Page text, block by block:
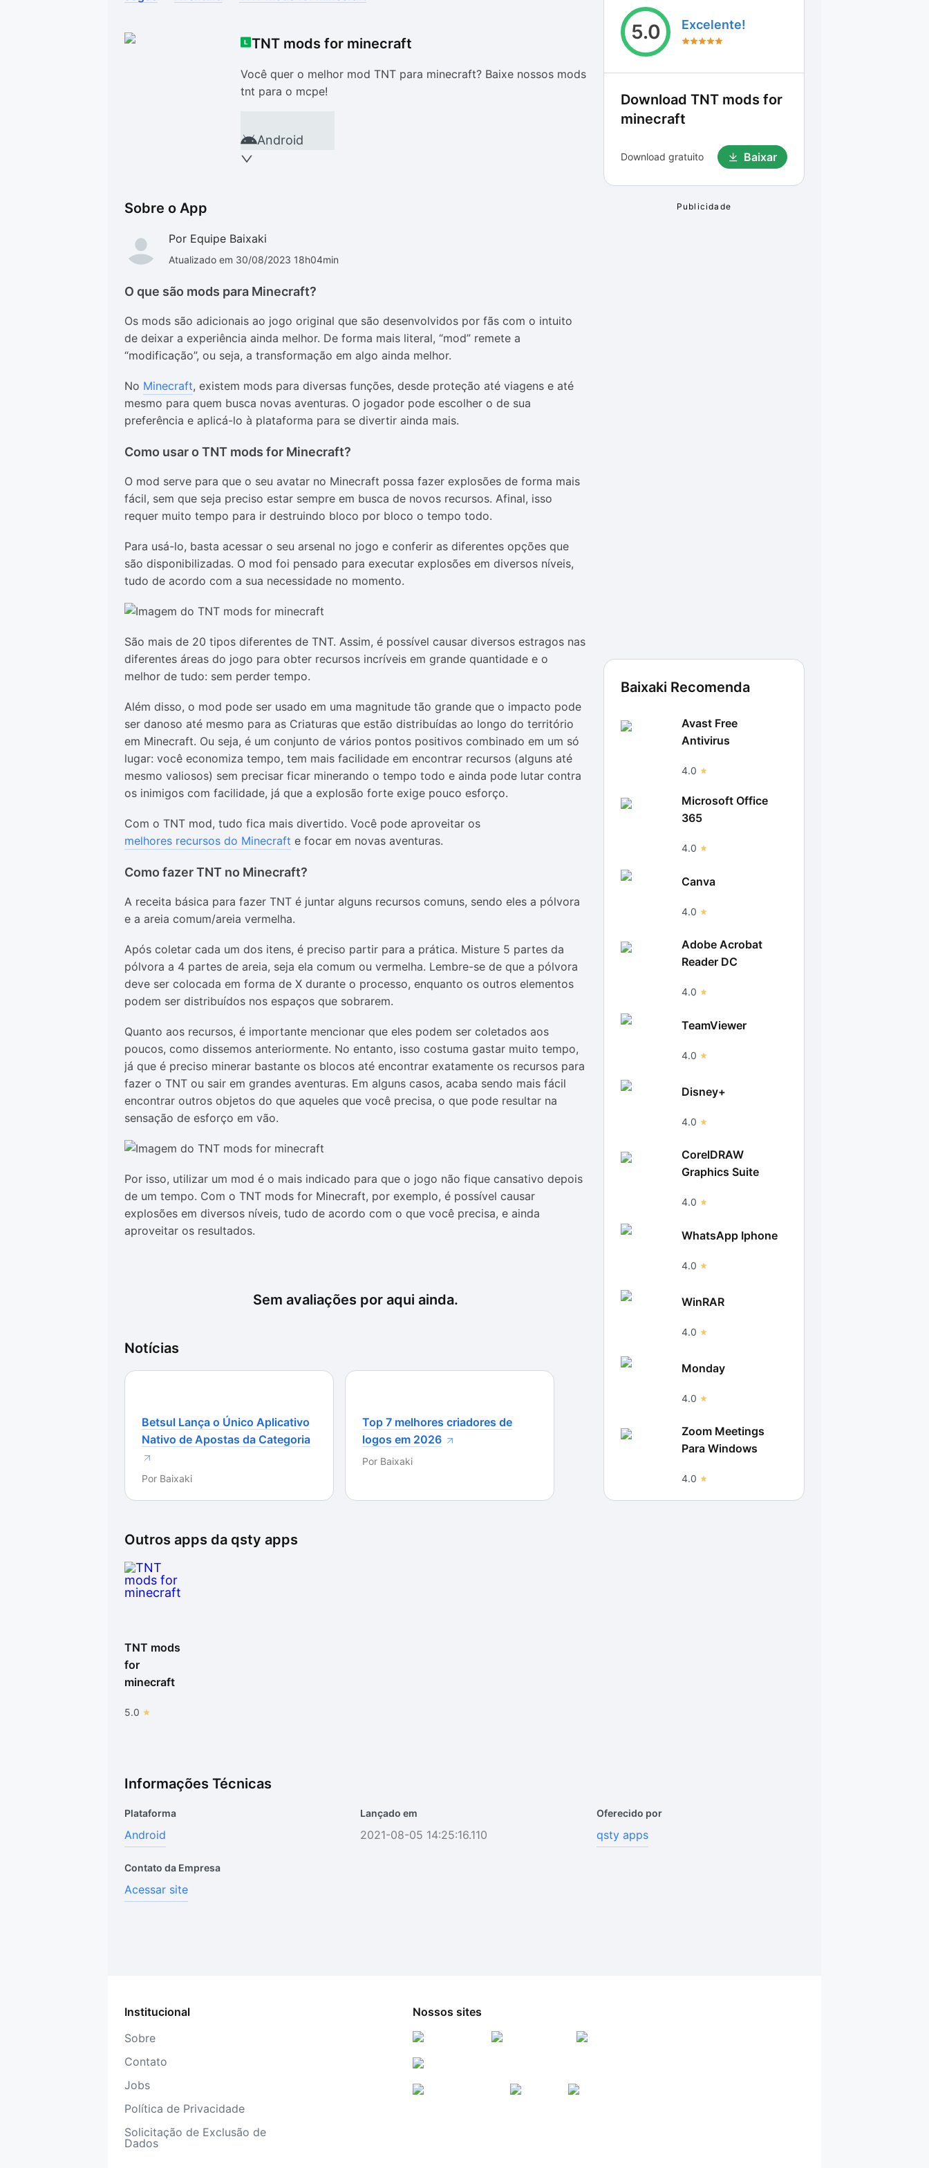
TNT mods for minecraft
Você quer o melhor mod TNT para minecraft? Baixe nossos mods
tnt para o mcpe!
Android
Sobre o App
Por Equipe Baixaki
Atualizado em 30/08/2023 18h04min
O que são mods para Minecraft?
Os mods são adicionais ao jogo original que são desenvolvidos por fãs com o intuito
de deixar a experiência ainda melhor. De forma mais literal, “mod” remete a
“modificação”, ou seja, a transformação em algo ainda melhor.
No Minecraft, existem mods para diversas funções, desde proteção até viagens e até
mesmo para quem busca novas aventuras. O jogador pode escolher o de sua
preferência e aplicá-lo à plataforma para se divertir ainda mais.
Como usar o TNT mods for Minecraft?
O mod serve para que o seu avatar no Minecraft possa fazer explosões de forma mais
fácil, sem que seja preciso estar sempre em busca de novos recursos. Afinal, isso
requer muito tempo para ir destruindo bloco por bloco o tempo todo.
Para usá-lo, basta acessar o seu arsenal no jogo e conferir as diferentes opções que
são disponibilizadas. O mod foi pensado para executar explosões em diversos níveis,
tudo de acordo com a sua necessidade no momento.
São mais de 20 tipos diferentes de TNT. Assim, é possível causar diversos estragos nas
diferentes áreas do jogo para obter recursos incríveis em grande quantidade e o
melhor de tudo: sem perder tempo.
Além disso, o mod pode ser usado em uma magnitude tão grande que o impacto pode
ser danoso até mesmo para as Criaturas que estão distribuídas ao longo do território
em Minecraft. Ou seja, é um conjunto de vários pontos positivos combinado em um só
lugar: você economiza tempo, tem mais facilidade em encontrar recursos (alguns até
mesmo valiosos) sem precisar ficar minerando o tempo todo e ainda pode lutar contra
os inimigos com facilidade, já que a explosão forte exige pouco esforço.
Com o TNT mod, tudo fica mais divertido. Você pode aproveitar os
melhores recursos do Minecraft e focar em novas aventuras.
Como fazer TNT no Minecraft?
A receita básica para fazer TNT é juntar alguns recursos comuns, sendo eles a pólvora
e a areia comum/areia vermelha.
Após coletar cada um dos itens, é preciso partir para a prática. Misture 5 partes da
pólvora a 4 partes de areia, seja ela comum ou vermelha. Lembre-se de que a pólvora
deve ser colocada em forma de X durante o processo, enquanto os outros elementos
podem ser distribuídos nos espaços que sobrarem.
Quanto aos recursos, é importante mencionar que eles podem ser coletados aos
poucos, como dissemos anteriormente. No entanto, isso costuma gastar muito tempo,
já que é preciso minerar bastante os blocos até encontrar exatamente os recursos para
fazer o TNT ou sair em grandes aventuras. Em alguns casos, acaba sendo mais fácil
encontrar outros objetos do que aqueles que você precisa, o que pode resultar na
sensação de esforço em vão.
Por isso, utilizar um mod é o mais indicado para que o jogo não fique cansativo depois
de um tempo. Com o TNT mods for Minecraft, por exemplo, é possível causar
explosões em diversos níveis, tudo de acordo com o que você precisa, e ainda
aproveitar os resultados.
Sem avaliações por aqui ainda.
Notícias
Betsul Lança o Único Aplicativo
Nativo de Apostas da Categoria
Por Baixaki
Top 7 melhores criadores de
logos em 2026
Por Baixaki
Outros apps da qsty apps
TNT mods
for
minecraft
5.0
5.0 Excelente!
Download TNT mods for
minecraft
Download gratuito Baixar
Baixaki Recomenda
Avast Free
Antivirus
4.0
Microsoft Office
365
4.0
Canva
4.0
Adobe Acrobat
Reader DC
4.0
TeamViewer
4.0
Disney+
4.0
CorelDRAW
Graphics Suite
4.0
WhatsApp Iphone
4.0
WinRAR
4.0
Monday
4.0
Zoom Meetings
Para Windows
4.0
Informações Técnicas
Plataforma
Android
Lançado em
2021-08-05 14:25:16.110
Oferecido por
qsty apps
Contato da Empresa
Acessar site
Institucional
Sobre
Contato
Jobs
Política de Privacidade
Solicitação de Exclusão de
Dados
Nossos sites